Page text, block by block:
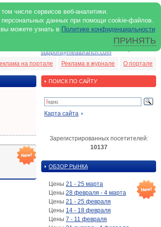
числе сервисов веб-аналитики.
персональных данных при помощи cookie-файлов.
можете узнать в Политике конфиденциальности
ПРИНЯТЬ
support@meatbranch.com
О портале
Реклама в журнале
на портале
ПОИСК ПО САЙТУ
Карта сайта
Зарегистрированных посетителей:
10137
ОБЗОР РЫНКА
Цены 21 - 25 марта
Цены 28 февраля - 4 марта
Цены 21 - 25 февраля
Цены 14 - 18 февраля
Цены 7 - 11 февраля